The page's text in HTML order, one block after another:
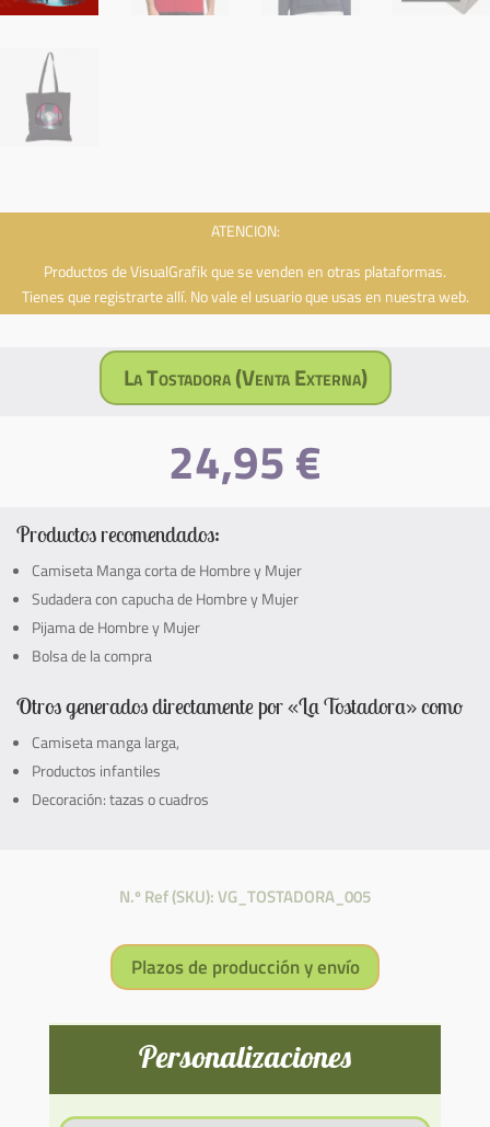
ATENCION:
Productos de VisualGrafik que se venden en otras plataformas.
Tienes que registrarte allí. No vale el usuario que usas en nuestra web.
La Tostadora (Venta Externa)
24,95€
Productos recomendados:
Camiseta Manga corta de Hombre y Mujer
Sudadera con capucha de Hombre y Mujer
Pijama de Hombre y Mujer
Bolsa de la compra
Otros generados directamente por «La Tostadora» como
Camiseta manga larga,
Productos infantiles
Decoración: tazas o cuadros
N.º Ref (SKU): VG_TOSTADORA_005
Plazos de producción y envío
Personalizaciones